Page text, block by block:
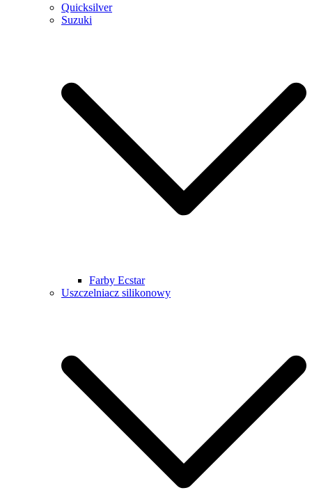
Quicksilver
Suzuki
Farby Ecstar
Uszczelniacz silikonowy